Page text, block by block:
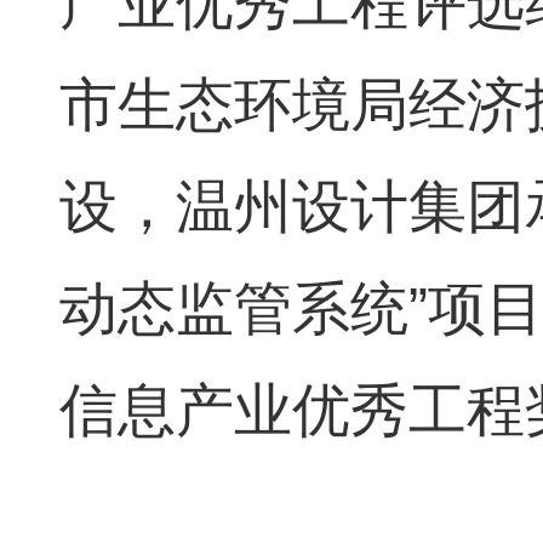
市生态环境局经
设，温州设计集团
动态监管系统”项
信息产业优秀工程